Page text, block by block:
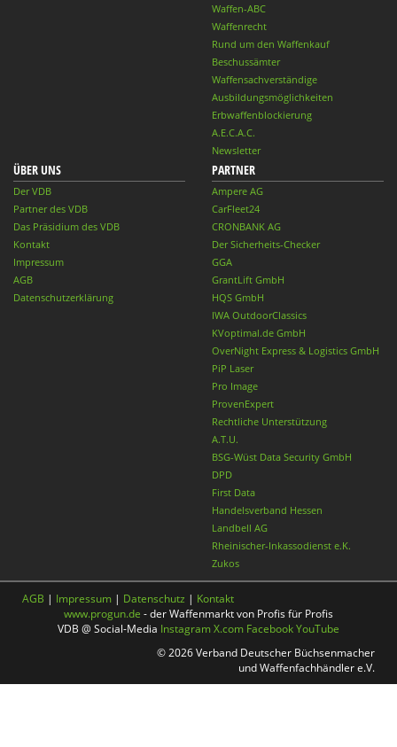
Waffen-ABC
Waffenrecht
Rund um den Waffenkauf
Beschussämter
Waffensachverständige
Ausbildungsmöglichkeiten
Erbwaffenblockierung
A.E.C.A.C.
Newsletter
ÜBER UNS
Der VDB
Partner des VDB
Das Präsidium des VDB
Kontakt
Impressum
AGB
Datenschutzerklärung
PARTNER
Ampere AG
CarFleet24
CRONBANK AG
Der Sicherheits-Checker
GGA
GrantLift GmbH
HQS GmbH
IWA OutdoorClassics
KVoptimal.de GmbH
OverNight Express & Logistics GmbH
PiP Laser
Pro Image
ProvenExpert
Rechtliche Unterstützung
A.T.U.
BSG-Wüst Data Security GmbH
DPD
First Data
Handelsverband Hessen
Landbell AG
Rheinischer-Inkassodienst e.K.
Zukos
AGB | Impressum | Datenschutz | Kontakt
www.progun.de - der Waffenmarkt von Profis für Profis
VDB @ Social-Media InstagramX.com FacebookYouTube
© 2026 Verband Deutscher Büchsenmacher
und Waffenfachhändler e.V.